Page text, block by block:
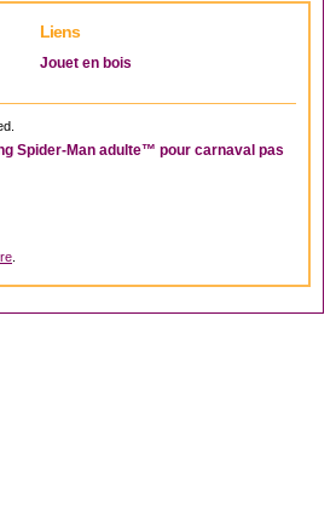
Liens
Jouet en bois
Spider-Man adulte™ pour carnaval pas